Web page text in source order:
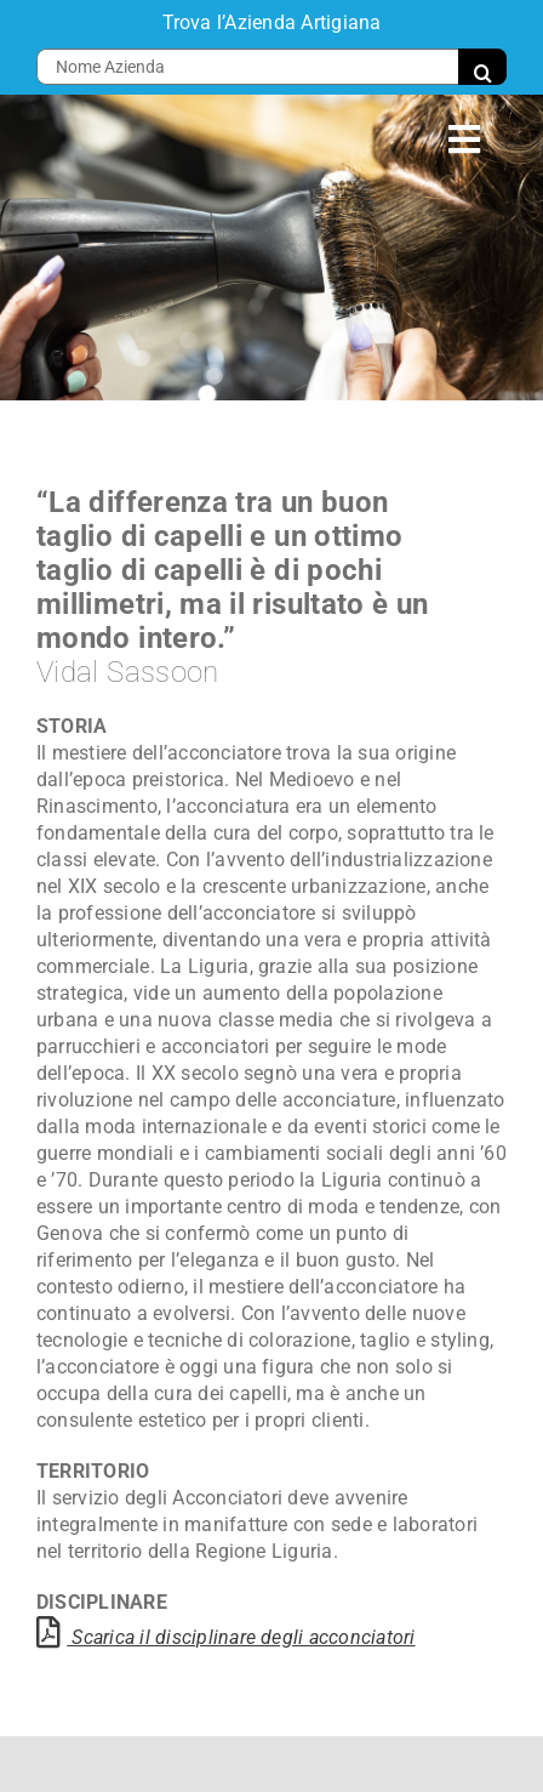
contenuto
Trova l’Azienda Artigiana
Cerca
per:
Home
Progetto
Comparti
Aziende
Disciplinari
Maestro Artigiano
Modulistica
“La differenza tra un buon
taglio di capelli e un ottimo
taglio di capelli è di pochi
millimetri, ma il risultato è un
mondo intero.”
Vidal Sassoon
STORIA
Il mestiere dell’acconciatore trova la sua origine
dall’epoca preistorica. Nel Medioevo e nel
Rinascimento, l’acconciatura era un elemento
fondamentale della cura del corpo, soprattutto tra le
classi elevate. Con l’avvento dell’industrializzazione
nel XIX secolo e la crescente urbanizzazione, anche
la professione dell’acconciatore si sviluppò
ulteriormente, diventando una vera e propria attività
commerciale. La Liguria, grazie alla sua posizione
strategica, vide un aumento della popolazione
urbana e una nuova classe media che si rivolgeva a
parrucchieri e acconciatori per seguire le mode
dell’epoca. Il XX secolo segnò una vera e propria
rivoluzione nel campo delle acconciature, influenzato
dalla moda internazionale e da eventi storici come le
guerre mondiali e i cambiamenti sociali degli anni ’60
e ’70. Durante questo periodo la Liguria continuò a
essere un importante centro di moda e tendenze, con
Genova che si confermò come un punto di
riferimento per l’eleganza e il buon gusto. Nel
contesto odierno, il mestiere dell’acconciatore ha
continuato a evolversi. Con l’avvento delle nuove
tecnologie e tecniche di colorazione, taglio e styling,
l’acconciatore è oggi una figura che non solo si
occupa della cura dei capelli, ma è anche un
consulente estetico per i propri clienti.
TERRITORIO
Il servizio degli Acconciatori deve avvenire
integralmente in manifatture con sede e laboratori
nel territorio della Regione Liguria.
DISCIPLINARE
Scarica il disciplinare degli acconciatori